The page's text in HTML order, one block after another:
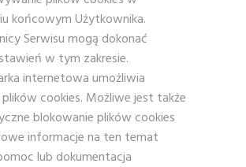
końcowym Użytkownika.
Serwisu mogą dokonać
w tym zakresie.
internetowa umożliwia
plików cookies. Możliwe jest także
blokowanie plików cookies
informacje na ten temat
lub dokumentacja